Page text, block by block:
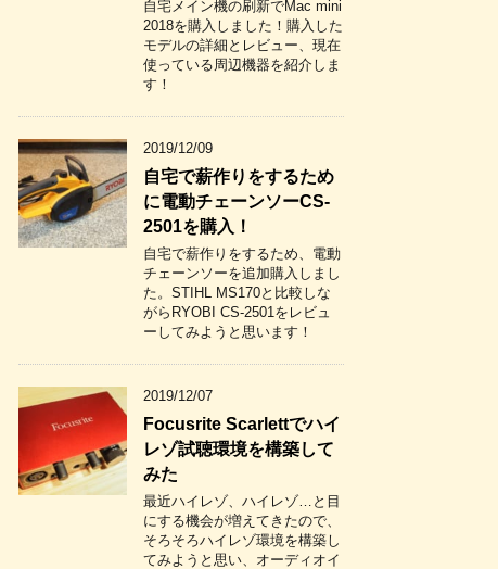
自宅メイン機の刷新でMac mini
2018を購入しました！購入した
モデルの詳細とレビュー、現在
使っている周辺機器を紹介しま
す！
2019/12/09
自宅で薪作りをするため
に電動チェーンソーCS-
2501を購入！
自宅で薪作りをするため、電動
チェーンソーを追加購入しまし
た。STIHL MS170と比較しな
がらRYOBI CS-2501をレビュ
ーしてみようと思います！
2019/12/07
Focusrite Scarlettでハイ
レゾ試聴環境を構築して
みた
最近ハイレゾ、ハイレゾ…と目
にする機会が増えてきたので、
そろそろハイレゾ環境を構築し
てみようと思い、オーディオイ